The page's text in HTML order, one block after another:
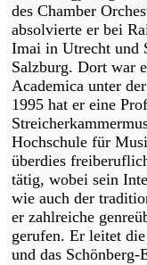
des Chamber
absolvierte er bei
Imai in Utrecht und
Salzburg. Dort war
Academica unter
1995 hat er eine
Hochschule für
überdies
tätig, wobei sein
wie auch der
er zahlreiche
gerufen. Er leitet
und das